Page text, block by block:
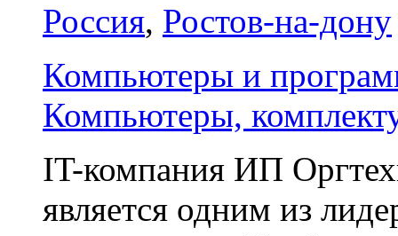
Россия, Ростов-на-дону
Компьютеры и
Компьютеры,
IT-компания ИП
является одним из